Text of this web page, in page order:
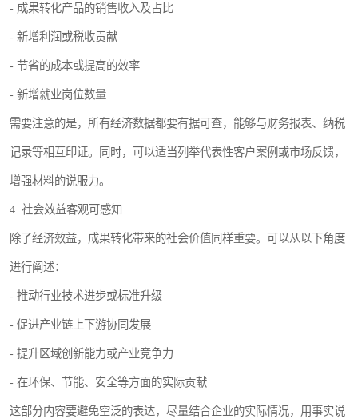
- 成果转化产品的销售收入及占比
- 新增利润或税收贡献
- 节省的成本或提高的效率
- 新增就业岗位数量
需要注意的是，所有经济数据都要有据可查，能够与财务报表、纳税
记录等相互印证。同时，可以适当列举代表性客户案例或市场反馈，
增强材料的说服力。
4. 社会效益客观可感知
除了经济效益，成果转化带来的社会价值同样重要。可以从以下角度
进行阐述：
- 推动行业技术进步或标准升级
- 促进产业链上下游协同发展
- 提升区域创新能力或产业竞争力
- 在环保、节能、安全等方面的实际贡献
这部分内容要避免空泛的表达，尽量结合企业的实际情况，用事实说